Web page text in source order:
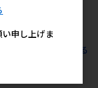
のおすすめ商品を見る
申し上げま